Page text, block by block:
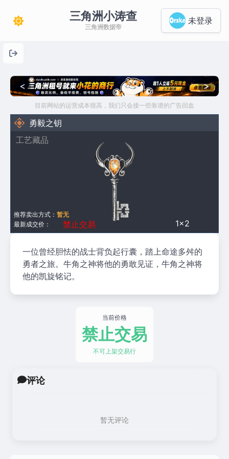
三角洲小涛查
三角洲数据帝
未登录
< >
目前网站的运营成本很高，我们只会接一些靠谱的广告回血
勇毅之钥
工艺藏品
1×2
最新成交价： 禁止交易
推荐卖出方式： 暂无
一位曾经胆怯的战士背负起行囊，踏上命途多舛的
勇者之旅。牛角之神将他的勇敢见证，牛角之神将
他的凯旋铭记。
当前价格
禁止交易
不可上架交易行
评论
暂无评论